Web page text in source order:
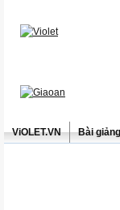
ViOLET.VN Bài giảng